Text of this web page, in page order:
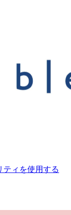
ィを使用する